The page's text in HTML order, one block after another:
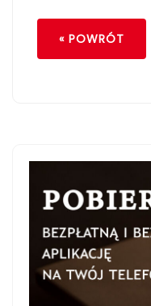
« POWRÓT